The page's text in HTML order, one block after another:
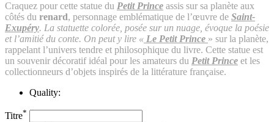
Craquez pour cette statue du Petit Prince assis sur sa planète aux
côtés du renard, personnage emblématique de l’œuvre de Saint-
Exupéry. La statuette colorée, posée sur un nuage, évoque la poésie
et l’amitié du conte. On peut y lire « Le Petit Prince » sur la planète,
rappelant l’univers tendre et philosophique du livre. Cette statue est
un souvenir décoratif idéal pour les amateurs du Petit Prince et les
collectionneurs d’objets inspirés de la littérature française.
Quality:
Titre*